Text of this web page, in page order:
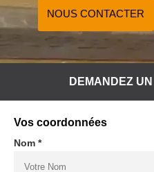
NOUS CONTACTER
DEMANDEZ
Vos coordonnées
Nom *